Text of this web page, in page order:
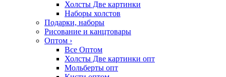
Холсты Две картинки
Наборы холстов
Подарки, наборы
Рисование и канцтовары
Оптом ›
Все Оптом
Холсты Две картинки опт
Мольберты опт